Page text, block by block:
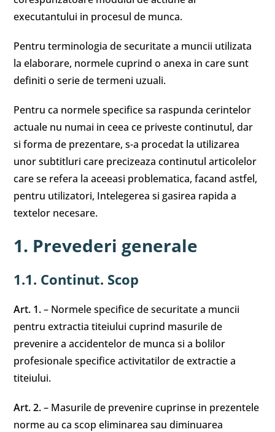
executantului in procesul de munca.
Pentru terminologia de securitate a muncii utilizata
la elaborare, normele cuprind o anexa in care sunt
definiti o serie de termeni uzuali.
Pentru ca normele specifice sa raspunda cerintelor
actuale nu numai in ceea ce priveste continutul, dar
si forma de prezentare, s-a procedat la utilizarea
unor subtitluri care precizeaza continutul articolelor
care se refera la aceeasi problematica, facand astfel,
pentru utilizatori, Intelegerea si gasirea rapida a
textelor necesare.
1. Prevederi generale
1.1. Continut. Scop
Art. 1.– Normele specifice de securitate a muncii
pentru extractia titeiului cuprind masurile de
prevenire a accidentelor de munca si a bolilor
profesionale specifice activitatilor de extractie a
titeiului.
Art. 2.– Masurile de prevenire cuprinse in prezentele
norme au ca scop eliminarea sau diminuarea